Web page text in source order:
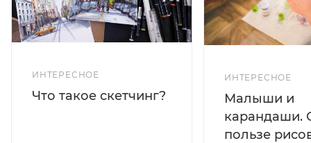
ИНТЕРЕСНОЕ
Что такое скетчинг?
ИНТЕРЕСНОЕ
Малыши и
карандаши.
пользе